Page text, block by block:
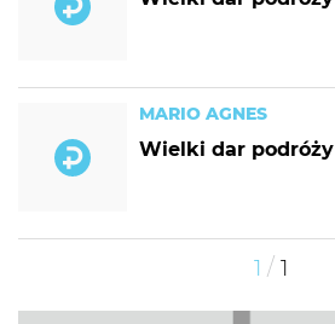
MARIO AGNES
Wielki dar podróży
1 / 1